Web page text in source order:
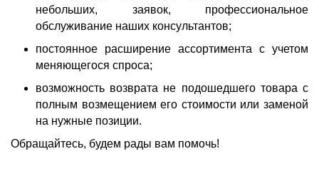
небольших, заявок, профессиональное
обслуживание наших консультантов;
постоянное расширение ассортимента с учетом
меняющегося спроса;
возможность возврата не подошедшего товара с
полным возмещением его стоимости или заменой
на нужные позиции.
Обращайтесь, будем рады вам помочь!